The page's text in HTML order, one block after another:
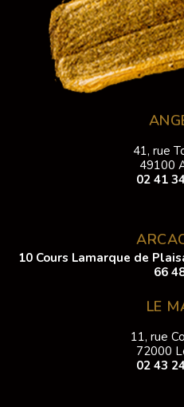
41, rue
49100
02 41
10 Cours Lamarque de
66
LE
11, rue
72000
02 43